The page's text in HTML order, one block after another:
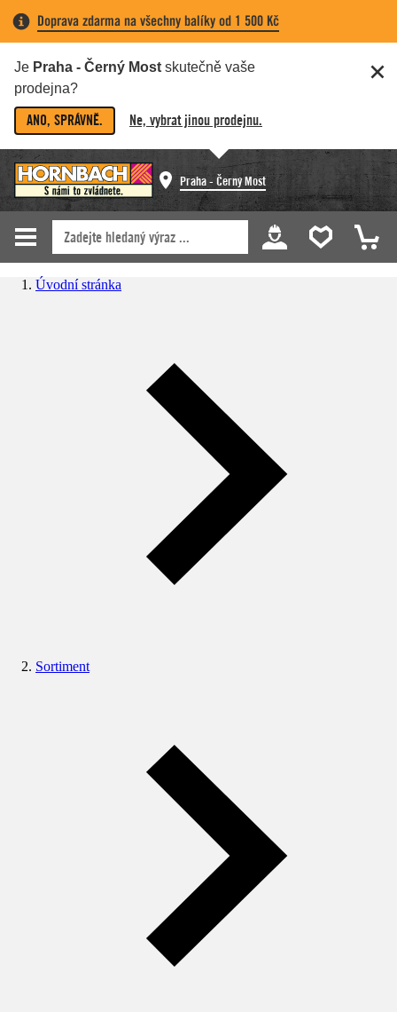
Doprava zdarma na všechny balíky od 1 500 Kč
Je Praha - Černý Most skutečně vaše
prodejna?
ANO, SPRÁVNĚ. Ne, vybrat jinou prodejnu.
Praha - Černý Most
Úvodní stránka
Sortiment